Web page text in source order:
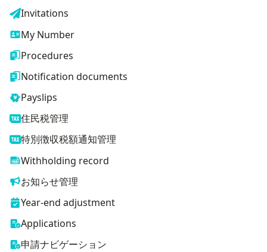
Invitations
My Number
Procedures
Notification documents
Payslips
住民税管理
特別徴収税額通知管理
Withholding record
お知らせ管理
Year-end adjustment
Applications
申請ナビゲーション